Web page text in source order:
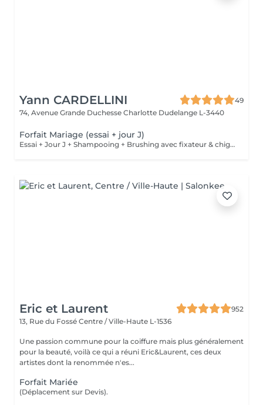
Yann CARDELLINI
49
74, Avenue Grande Duchesse Charlotte Dudelange L-3440
Forfait Mariage (essai + jour J)
Essai + Jour J + Shampooing + Brushing avec fixateur & chignon
Eric et Laurent
952
13, Rue du Fossé Centre / Ville-Haute L-1536
Une passion commune pour la coiffure mais plus généralement
pour la beauté, voilà ce qui a réuni Eric&Laurent, ces deux
artistes dont la renommée n'es...
Forfait Mariée
(Déplacement sur Devis).